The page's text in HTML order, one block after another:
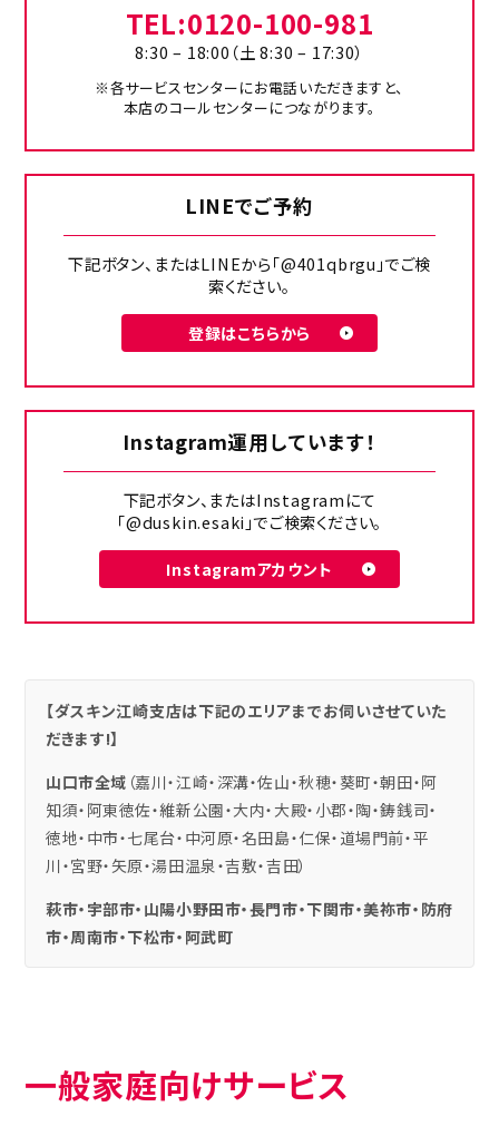
TEL:0120-100-981
8:30 – 18:00（土 8:30 – 17:30）
※各サービスセンターにお電話いただきますと、
本店のコールセンターにつながります。
LINEでご予約
下記ボタン、またはLINEから「@401qbrgu」でご検
索ください。
登録はこちらから
Instagram運用しています！
下記ボタン、またはInstagramにて
「@duskin.esaki」でご検索ください。
Instagramアカウント
【ダスキン江崎支店は下記のエリアまでお伺いさせていた
だきます!】
山口市全域 （嘉川・江崎・深溝・佐山・秋穂・葵町・朝田・阿
知須・阿東徳佐・維新公園・大内・大殿・小郡・陶・鋳銭司・
徳地・中市・七尾台・中河原・名田島・仁保・道場門前・平
川・宮野・矢原・湯田温泉・吉敷・吉田）
萩市・宇部市・山陽小野田市・長門市・下関市・美祢市・防府
市・周南市・下松市・阿武町
一般家庭向けサービス